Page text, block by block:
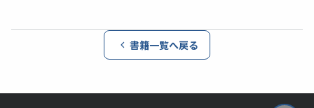
書籍一覧へ戻る